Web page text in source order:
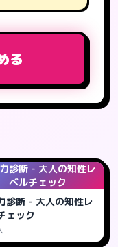
る
診断 - 大人の知性レ
ベルチェック
診断 - 大人の知性レ
ェック